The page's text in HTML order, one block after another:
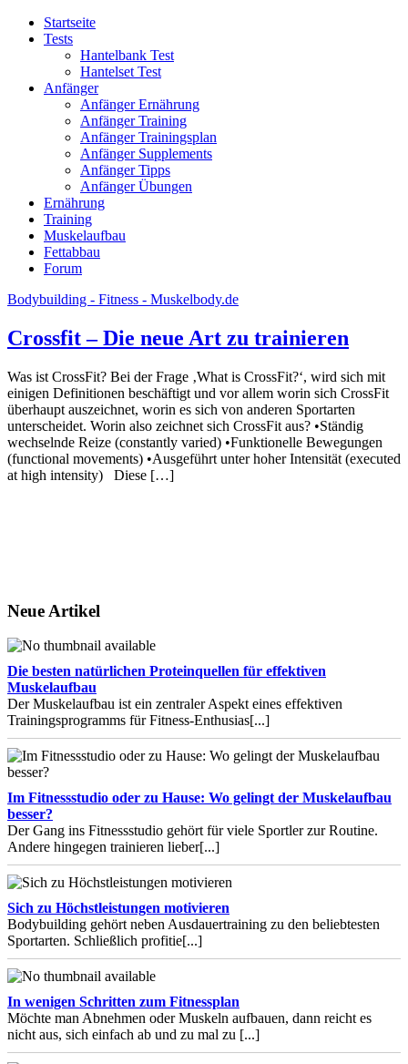
Startseite
Tests
Hantelbank Test
Hantelset Test
Anfänger
Anfänger Ernährung
Anfänger Training
Anfänger Trainingsplan
Anfänger Supplements
Anfänger Tipps
Anfänger Übungen
Ernährung
Training
Muskelaufbau
Fettabbau
Forum
Bodybuilding - Fitness - Muskelbody.de
Crossfit – Die neue Art zu trainieren
Was ist CrossFit? Bei der Frage ‚What is CrossFit?‘, wird sich mit
einigen Definitionen beschäftigt und vor allem worin sich CrossFit
überhaupt auszeichnet, worin es sich von anderen Sportarten
unterscheidet. Worin also zeichnet sich CrossFit aus? •Ständig
wechselnde Reize (constantly varied) •Funktionelle Bewegungen
(functional movements) •Ausgeführt unter hoher Intensität (executed
at high intensity) Diese […]
Neue Artikel
Die besten natürlichen Proteinquellen für effektiven
Muskelaufbau
Der Muskelaufbau ist ein zentraler Aspekt eines effektiven
Trainingsprogramms für Fitness-Enthusias[...]
Im Fitnessstudio oder zu Hause: Wo gelingt der Muskelaufbau
besser?
Der Gang ins Fitnessstudio gehört für viele Sportler zur Routine.
Andere hingegen trainieren lieber[...]
Sich zu Höchstleistungen motivieren
Bodybuilding gehört neben Ausdauertraining zu den beliebtesten
Sportarten. Schließlich profitie[...]
In wenigen Schritten zum Fitnessplan
Möchte man Abnehmen oder Muskeln aufbauen, dann reicht es
nicht aus, sich einfach ab und zu mal zu [...]